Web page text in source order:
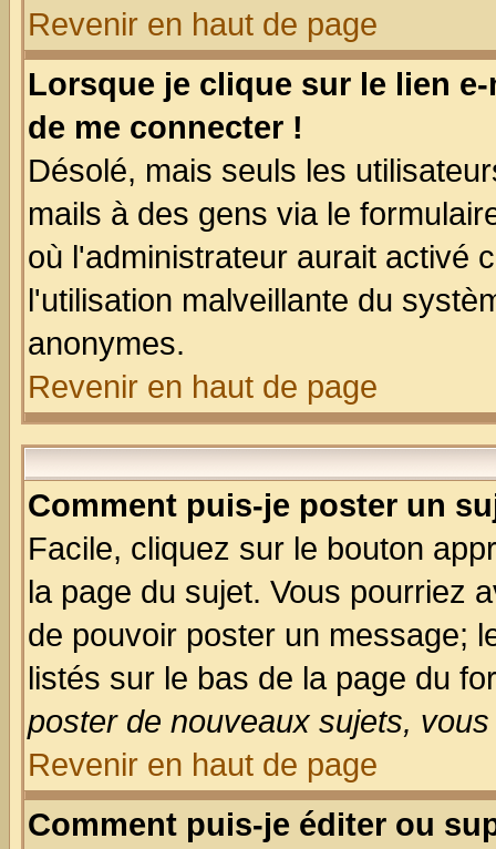
Revenir en haut de page
Lorsque je clique sur le lien
de me connecter !
Désolé, mais seuls les
mails à des gens via le
où l'administrateur aurait activé
l'utilisation malveillante du
anonymes.
Revenir en haut de page
Comment puis-je poster un
Facile, cliquez sur le bouton
la page du sujet. Vous pourriez
de pouvoir poster un message;
listés sur le bas de la page du
poster de nouveaux sujets,
Revenir en haut de page
Comment puis-je éditer ou